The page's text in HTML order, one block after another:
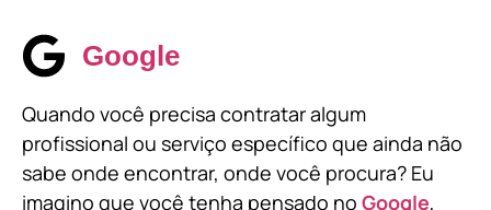
Google
Quando você precisa contratar algum
profissional ou serviço específico que ainda não
sabe onde encontrar, onde você procura? Eu
imagino que você tenha pensado no Google,